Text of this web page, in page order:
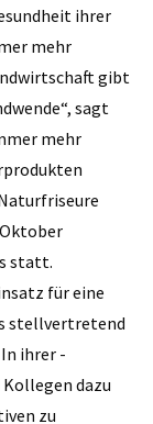
ihrer
mehr
gibt
sagt
mehr
statt.
für eine
stellvertretend
In ihrer
dazu
zu